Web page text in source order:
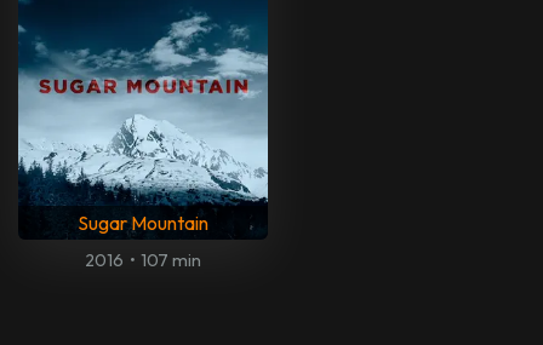
Sugar Mountain
2016 • 107 min